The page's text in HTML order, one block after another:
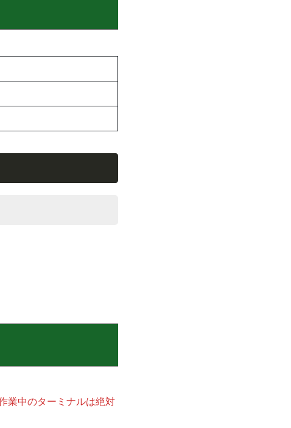
業中のターミナルは絶対